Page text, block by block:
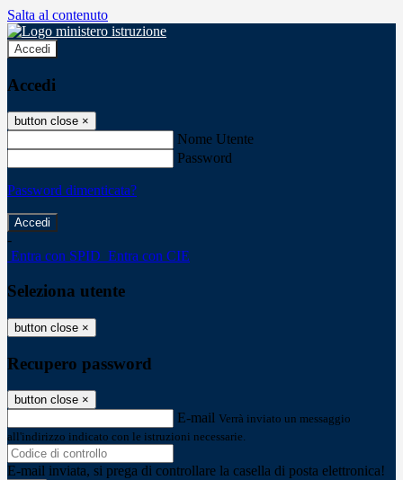
Salta al contenuto
Accedi
Accedi
button close ×
Nome Utente
Password
Password dimenticata?
-
Entra con SPID Entra con CIE
Seleziona utente
button close ×
Recupero password
button close ×
E-mail Verrà inviato un messaggio
all'indirizzo indicato con le istruzioni necessarie.
E-mail inviata, si prega di controllare la casella di posta elettronica!